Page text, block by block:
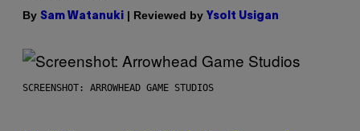
By Sam Watanuki | Reviewed by Ysolt Usigan
SCREENSHOT: ARROWHEAD GAME STUDIOS